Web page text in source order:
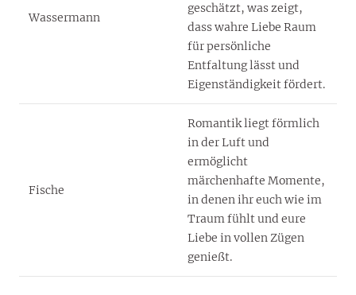
Wassermann
geschätzt, was zeigt,
dass wahre Liebe Raum
für persönliche
Entfaltung lässt und
Eigenständigkeit fördert.
Fische
Romantik liegt förmlich
in der Luft und
ermöglicht
märchenhafte Momente,
in denen ihr euch wie im
Traum fühlt und eure
Liebe in vollen Zügen
genießt.